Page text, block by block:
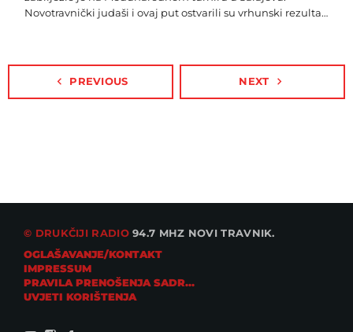
Novotravnički judaši i ovaj put ostvarili su vrhunski rezultat
Haskić, Ahmed Burak, Semir Šakić, Isa Kapetan, Davud
navigate_before PREVIOUS NEXT navigate_next
© DRUKČIJI RADIO94.7 MHZ NOVI TRAVNIK.
OGLAŠAVANJE/KONTAKT
IMPRESSUM
PRAVILA PRENOŠENJA SADRŽAJA
UVJETI KORIŠTENJA